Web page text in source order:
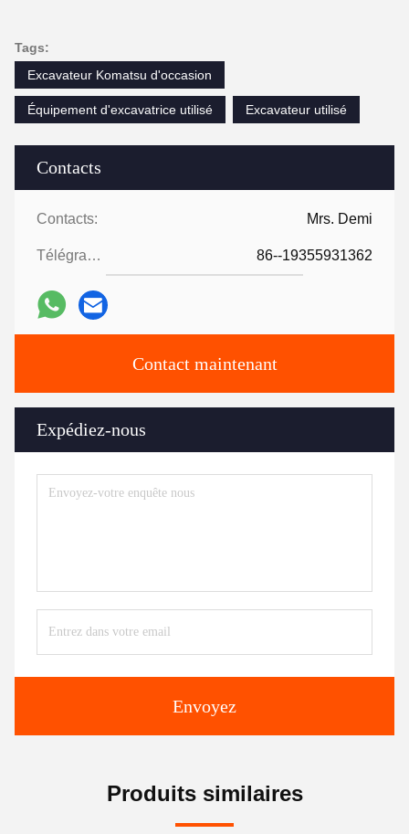
Contacts
Contacts: Mrs. Demi
Télégramme: 86--19355931362
Contact maintenant
Expédiez-nous
Envoyez
Tags:
Excavateur Komatsu d'occasion
Équipement d'excavatrice utilisé Excavateur utilisé
Produits similaires